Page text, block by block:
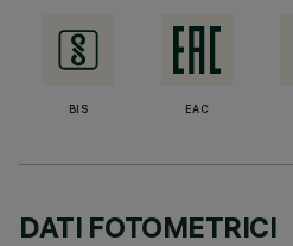
BIS EAC
DATI FOTOMETRICI